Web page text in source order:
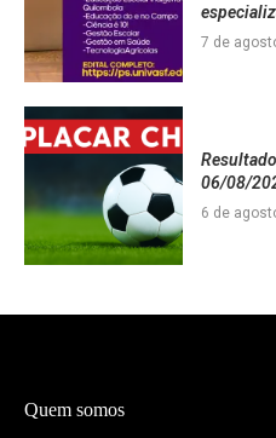
7 de
06/08/
6 de
Quem somos